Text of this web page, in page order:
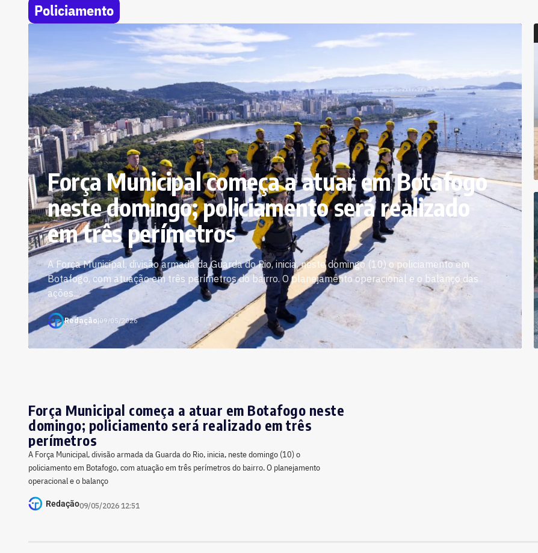
Policiamento
Força Municipal começa a atuar em Botafogo
neste domingo; policiamento será realizado
em três perímetros
A Força Municipal, divisão armada da Guarda do Rio, inicia, neste domingo (10) o policiamento em
Botafogo, com atuação em três perímetros do bairro. O planejamento operacional e o balanço das
ações...
Redação|09/05/2026
Força Municipal começa a atuar em Botafogo neste
domingo; policiamento será realizado em três
perímetros
A Força Municipal, divisão armada da Guarda do Rio, inicia, neste domingo (10) o
policiamento em Botafogo, com atuação em três perímetros do bairro. O planejamento
operacional e o balanço
Redação09/05/2026 12:51